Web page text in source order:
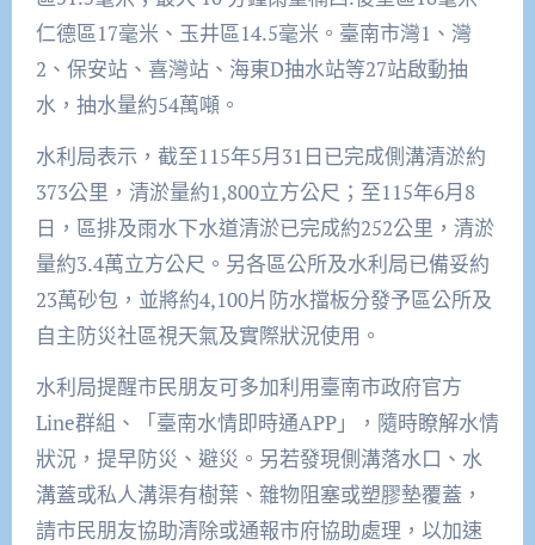
仁德區17毫米、玉井區14.5毫米。臺南市灣1、灣
2、保安站、喜灣站、海東D抽水站等27站啟動抽
水，抽水量約54萬噸。
水利局表示，截至115年5月31日已完成側溝清淤約
373公里，清淤量約1,800立方公尺；至115年6月8
日，區排及雨水下水道清淤已完成約252公里，清淤
量約3.4萬立方公尺。另各區公所及水利局已備妥約
23萬砂包，並將約4,100片防水擋板分發予區公所及
自主防災社區視天氣及實際狀況使用。
水利局提醒市民朋友可多加利用臺南市政府官方
Line群組、「臺南水情即時通APP」，隨時瞭解水情
狀況，提早防災、避災。另若發現側溝落水口、水
溝蓋或私人溝渠有樹葉、雜物阻塞或塑膠墊覆蓋，
請市民朋友協助清除或通報市府協助處理，以加速